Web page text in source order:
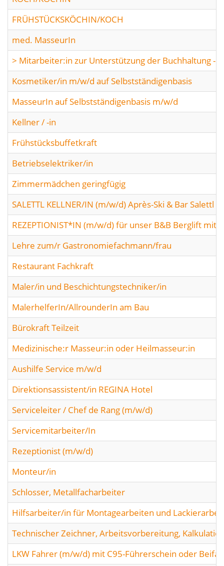
FRÜHSTÜCKSKÖCHIN/KOCH
med. MasseurIn
> Mitarbeiter:in zur Unterstützung der Buchhaltung -
Kosmetiker/in m/w/d auf Selbstständigenbasis
MasseurIn auf Selbstständigenbasis m/w/d
Kellner / -in
Frühstücksbuffetkraft
Betriebselektriker/in
Zimmermädchen geringfügig
SALETTL KELLNER/IN (m/w/d) Après-Ski & Bar Salettl
REZEPTIONIST*IN (m/w/d) für unser B&B Berglift mit
Lehre zum/r Gastronomiefachmann/frau
Restaurant Fachkraft
Maler/in und Beschichtungstechniker/in
MalerhelferIn/AllrounderIn am Bau
Bürokraft Teilzeit
Medizinische:r Masseur:in oder Heilmasseur:in
Aushilfe Service m/w/d
Direktionsassistent/in REGINA Hotel
Serviceleiter / Chef de Rang (m/w/d)
Servicemitarbeiter/In
Rezeptionist (m/w/d)
Monteur/in
Schlosser, Metallfacharbeiter
Hilfsarbeiter/in für Montagearbeiten und
Technischer Zeichner, Arbeitsvorbereitung,
LKW Fahrer (m/w/d) mit C95-Führerschein oder